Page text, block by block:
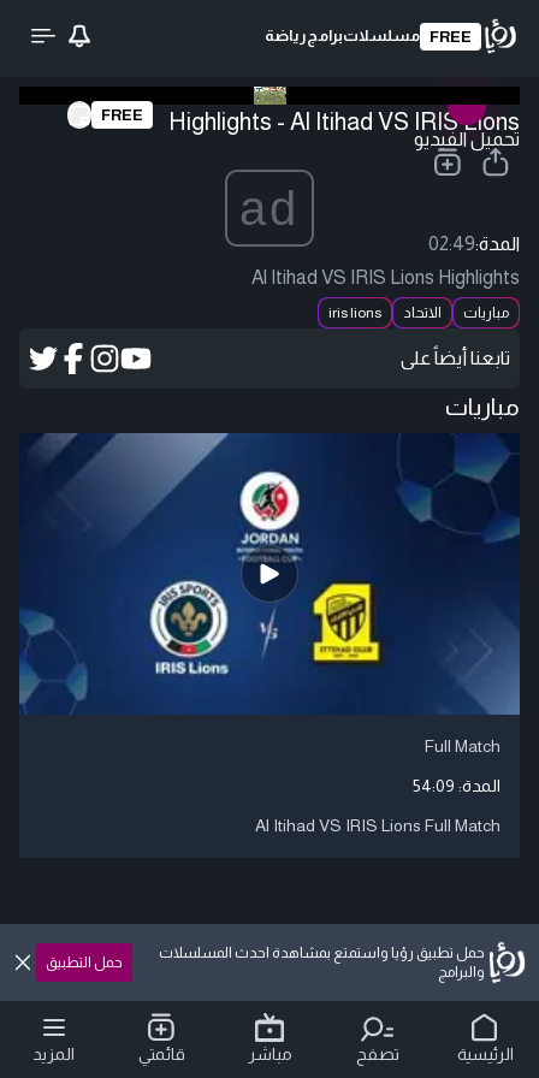
FREE مسلسلاتبرامج رياضة
تحميل الفيديو
FREE Highlights - Al Itihad VS IRIS Lions
ad
المدة:02:49
Al Itihad VS IRIS Lions Highlights
مباريات الاتحاد iris lions
تابعنا أيضاً على
مباريات
Full Match
المدة: 54:09
Al Itihad VS IRIS Lions Full Match
حمل تطبيق رؤيا واستمتع بمشاهدة احدث المسلسلات
والبرامج
حمل التطبيق
الرئيسية تصفح مباشر قائمتي المزيد